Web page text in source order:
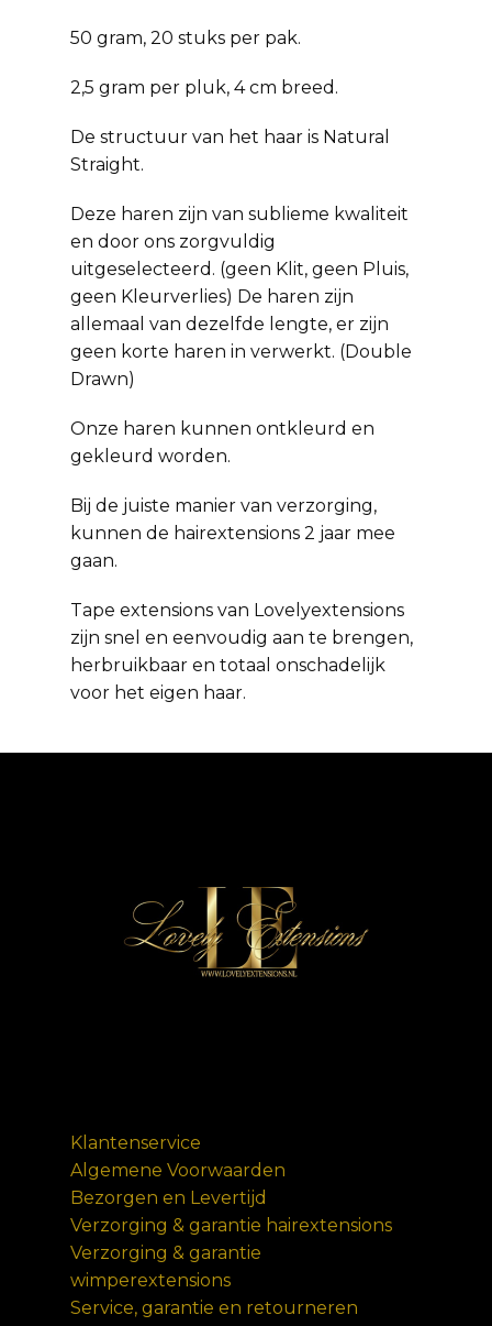
50 gram, 20 stuks per pak.
2,5 gram per pluk, 4 cm breed.
De structuur van het haar is Natural
Straight.
Deze haren zijn van sublieme kwaliteit
en door ons zorgvuldig
uitgeselecteerd. (geen Klit, geen Pluis,
geen Kleurverlies) De haren zijn
allemaal van dezelfde lengte, er zijn
geen korte haren in verwerkt. (Double
Drawn)
Onze haren kunnen ontkleurd en
gekleurd worden.
Bij de juiste manier van verzorging,
kunnen de hairextensions 2 jaar mee
gaan.
Tape extensions van Lovelyextensions
zijn snel en eenvoudig aan te brengen,
herbruikbaar en totaal onschadelijk
voor het eigen haar.
Klantenservice
Algemene Voorwaarden
Bezorgen en Levertijd
Verzorging & garantie hairextensions
Verzorging & garantie
wimperextensions
Service, garantie en retourneren